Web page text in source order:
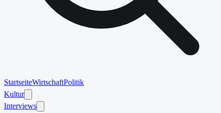
StartseiteWirtschaftPolitik
Kultur
Interviews